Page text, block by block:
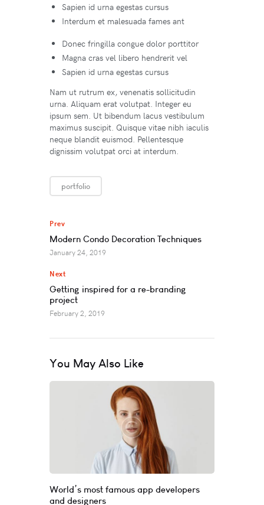
Sapien id urna egestas cursus
Interdum et malesuada fames ant
Donec fringilla congue dolor porttitor
Magna cras vel libero hendrerit vel
Sapien id urna egestas cursus
Nam ut rutrum ex, venenatis sollicitudin
urna. Aliquam erat volutpat. Integer eu
ipsum sem. Ut bibendum lacus vestibulum
maximus suscipit. Quisque vitae nibh iaculis
neque blandit euismod. Pellentesque
dignissim volutpat orci at interdum.
portfolio
Prev
Modern Condo Decoration Techniques
January 24, 2019
Next
Getting inspired for a re-branding
project
February 2, 2019
You May Also Like
World’s most famous app developers
and designers